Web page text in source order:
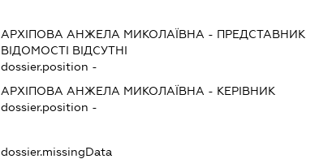
АРХІПОВА АНЖЕЛА МИКОЛАЇВНА - ПРЕДСТАВНИК
ВІДОМОСТІ ВІДСУТНІ
dossier.position -
АРХІПОВА АНЖЕЛА МИКОЛАЇВНА - КЕРІВНИК
dossier.position -
dossier.missingData